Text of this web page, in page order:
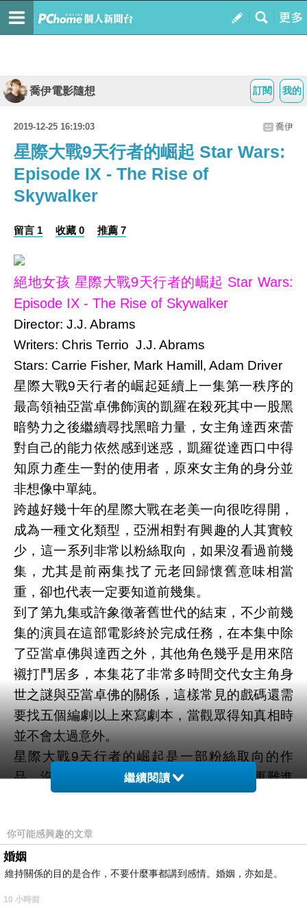
我的
訂閱
喬伊電影隨想
2019-12-25 16:19:03 喬伊
星際大戰9天行者的崛起 Star Wars:
Episode IX - The Rise of
Skywalker
留言 1 收藏 0 推薦 7
絕地女孩 星際大戰9天行者的崛起 Star Wars:
Episode IX - The Rise of Skywalker
Director: J.J. Abrams
Writers: Chris Terrio J.J. Abrams
Stars: Carrie Fisher, Mark Hamill, Adam Driver
星際大戰9天行者的崛起延續上一集第一秩序的
最高領袖亞當卓佛飾演的凱羅在殺死其中一股黑
暗勢力之後繼續尋找黑暗力量，女主角達西來蕾
對自己的能力依然感到迷惑，凱羅從達西口中得
知原力產生一對的使用者，原來女主角的身分並
非想像中單純。
跨越好幾十年的星際大戰在老美一向很吃得開，
成為一種文化類型，亞洲相對有興趣的人其實較
少，這一系列非常以粉絲取向，如果沒看過前幾
集，尤其是前兩集找了元老回歸懷舊意味相當
重，卻也代表一定要知道前幾集。
到了第九集或許象徵著舊世代的結束，不少前幾
集的演員在這部電影終於完成任務，在本集中除
了亞當卓佛與達西之外，其他角色幾乎是用來陪
襯打鬥居多，本集花了非常多時間交代女主角身
世之謎與亞當卓佛的關係，這樣常見的戲碼還需
要找五個編劇以上來寫劇本，當觀眾得知真相時
並不會太過意外。
星際大戰9天行者的崛起是一部粉絲取向的作
品，沒認真看過這系列的觀眾恐怕對本片更難進
水準，最高潮的打鬥、空中大戰等等都得不錯，
不知道還會有下一個三部曲嗎。
繼續閱讀
你可能感興趣的文章
婚姻
維持關係的目的是合作，不要什麼事都講到感情。婚姻，亦如是。
10 小時前